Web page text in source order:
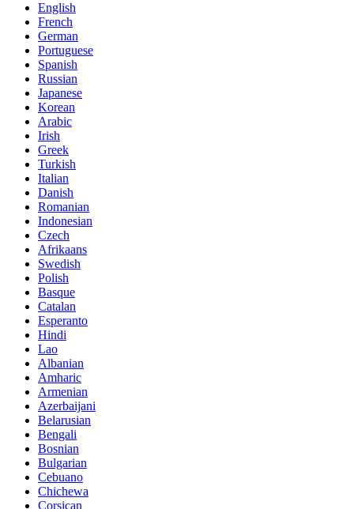
English
French
German
Portuguese
Spanish
Russian
Japanese
Korean
Arabic
Irish
Greek
Turkish
Italian
Danish
Romanian
Indonesian
Czech
Afrikaans
Swedish
Polish
Basque
Catalan
Esperanto
Hindi
Lao
Albanian
Amharic
Armenian
Azerbaijani
Belarusian
Bengali
Bosnian
Bulgarian
Cebuano
Chichewa
Corsican